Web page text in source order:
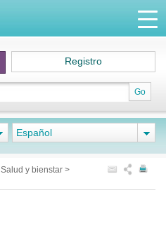
Go
Registro
Español
Salud y bienstar >